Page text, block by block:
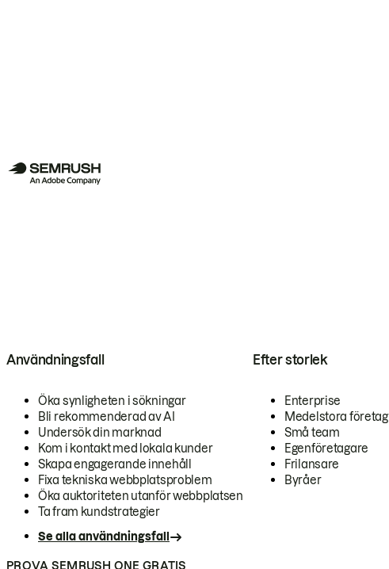
Användningsfall
Öka synligheten i sökningar
Bli rekommenderad av AI
Undersök din marknad
Kom i kontakt med lokala kunder
Skapa engagerande innehåll
Fixa tekniska webbplatsproblem
Öka auktoriteten utanför webbplatsen
Ta fram kundstrategier
Se alla användningsfall
Efter storlek
Enterprise
Medelstora företag
Små team
Egenföretagare
Frilansare
Byråer
PROVA SEMRUSH ONE GRATIS